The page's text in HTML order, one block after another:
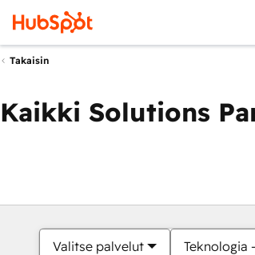
Takaisin
Kaikki Solutions
Valitse palvelut Teknologia